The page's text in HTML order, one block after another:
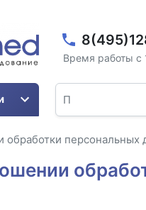
Время работы с
обработки персональных